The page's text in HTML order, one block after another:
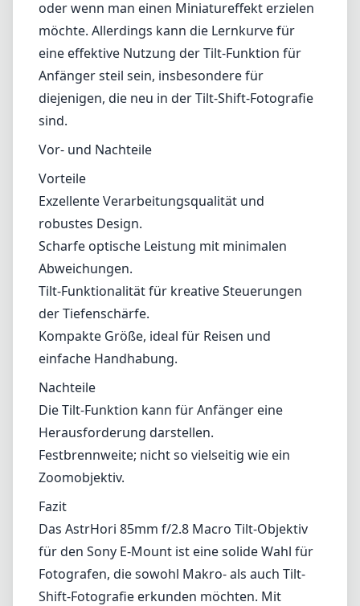
robustes Design.
Scharfe optische Leistung mit minimalen
Abweichungen.
Tilt-Funktionalität für kreative Steuerungen
der Tiefenschärfe.
Kompakte Größe, ideal für Reisen und
einfache Handhabung.
Nachteile
Die Tilt-Funktion kann für Anfänger eine
Herausforderung darstellen.
Festbrennweite; nicht so vielseitig wie ein
Zoomobjektiv.
Fazit
Das AstrHori 85mm f/2.8 Macro Tilt-Objektiv
für den Sony E-Mount ist eine solide Wahl für
Fotografen, die sowohl Makro- als auch Tilt-
Shift-Fotografie erkunden möchten. Mit
seiner hervorragenden Verarbeitungsqualität,
scharfen Optik und einzigartigem kreativen
Potenzial ist dieses Objektiv eine lohnende
Investition für alle, die ihr fotografisches
Equipment erweitern möchten. Auch wenn es
einige Herausforderungen für Neulinge mit
sich bringt, machen die daraus resultierenden
Bilder und kreativen Möglichkeiten es zu
einem Objektiv, das Ihre Fotografie erheblich